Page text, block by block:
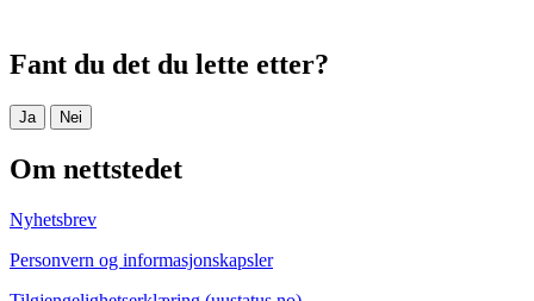
Fant du det du lette etter?
Ja Nei
Om nettstedet
Nyhetsbrev
Personvern og informasjonskapsler